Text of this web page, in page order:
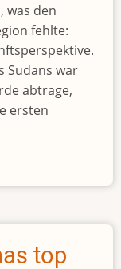
was den
fehlte:
Sudans war
abtrage,
ersten
top